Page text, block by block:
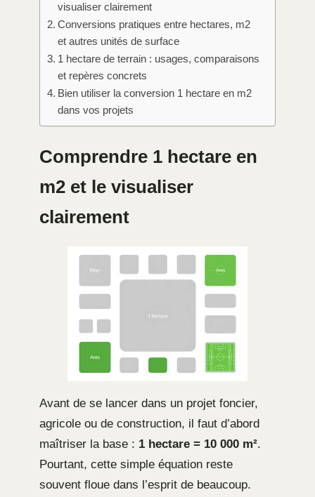
visualiser clairement
Conversions pratiques entre hectares, m2
et autres unités de surface
1 hectare de terrain : usages, comparaisons
et repères concrets
Bien utiliser la conversion 1 hectare en m2
dans vos projets
Comprendre 1 hectare en
m2 et le visualiser
clairement
Avant de se lancer dans un projet foncier,
agricole ou de construction, il faut d’abord
maîtriser la base : 1 hectare = 10 000 m².
Pourtant, cette simple équation reste
souvent floue dans l’esprit de beaucoup.